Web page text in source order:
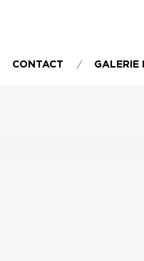
CONTACT GALERIE